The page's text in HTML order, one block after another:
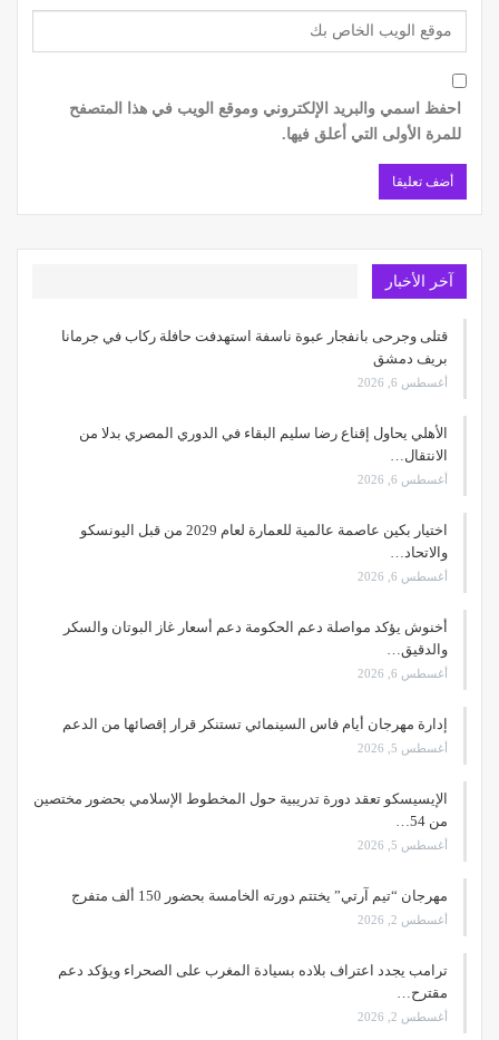
احفظ اسمي والبريد الإلكتروني وموقع الويب في هذا المتصفح
للمرة الأولى التي أعلق فيها.
آخر الأخبار
قتلى وجرحى بانفجار عبوة ناسفة استهدفت حافلة ركاب في جرمانا
بريف دمشق
أغسطس 6, 2026
الأهلي يحاول إقناع رضا سليم البقاء في الدوري المصري بدلا من
الانتقال…
أغسطس 6, 2026
اختيار بكين عاصمة عالمية للعمارة لعام 2029 من قبل اليونسكو
والاتحاد…
أغسطس 6, 2026
أخنوش يؤكد مواصلة دعم الحكومة دعم أسعار غاز البوتان والسكر
والدقيق…
أغسطس 6, 2026
إدارة مهرجان أيام فاس السينمائي تستنكر قرار إقصائها من الدعم
أغسطس 5, 2026
الإيسيسكو تعقد دورة تدريبية حول المخطوط الإسلامي بحضور مختصين
من 54…
أغسطس 5, 2026
مهرجان “تيم آرتي” يختتم دورته الخامسة بحضور 150 ألف متفرج
أغسطس 2, 2026
ترامب يجدد اعتراف بلاده بسيادة المغرب على الصحراء ويؤكد دعم
مقترح…
أغسطس 2, 2026